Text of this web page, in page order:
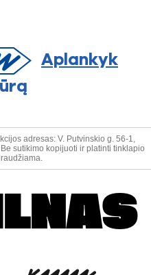
Aplankyk
adresas: V. Putvinskio g. 56-1,
sutikimo kopijuoti ir platinti tinklapio